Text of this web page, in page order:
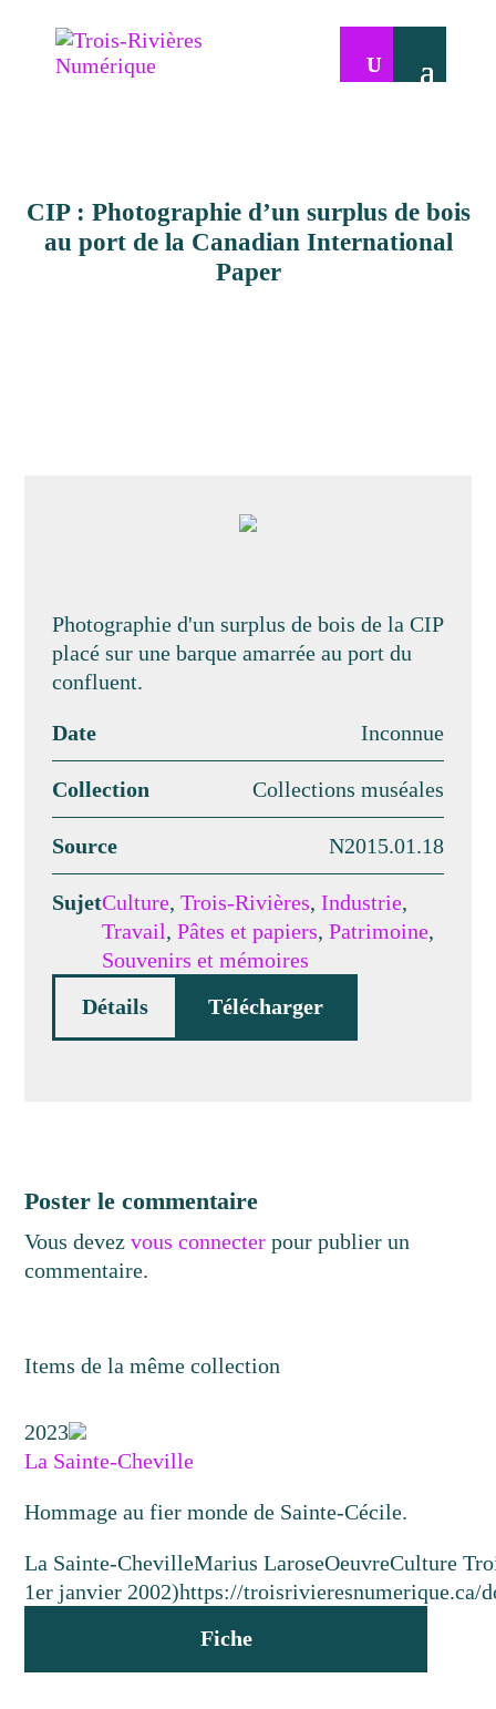
CIP : Photographie d’un surplus de bois
au port de la Canadian International
Paper
Photographie d'un surplus de bois de la CIP
placé sur une barque amarrée au port du
confluent.
Date Inconnue
Collection Collections muséales
Source N2015.01.18
SujetCulture,Trois-Rivières,Industrie,
Travail,Pâtes et papiers,Patrimoine,
Souvenirs et mémoires
Détails
Télécharger
Poster le commentaire
Vous devezvous connecter pour publier un
commentaire.
Items de la même collection
2023
La Sainte-Cheville
Hommage au fier monde de Sainte-Cécile.
La Sainte-ChevilleMarius LaroseOeuvreCulture
1er janvier 2002)https://troisrivieresnumerique.ca/
Fiche